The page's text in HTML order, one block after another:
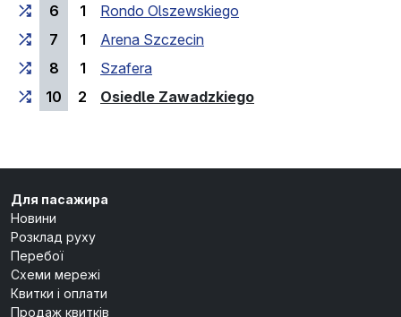
6
1
Rondo Olszewskiego
7
1
Arena Szczecin
8
1
Szafera
10
2 Osiedle Zawadzkiego(кінцева зупинка)
Для пасажира
Новини
Розклад руху
Перебої
Схеми мережі
Квитки і оплати
Продаж квитків